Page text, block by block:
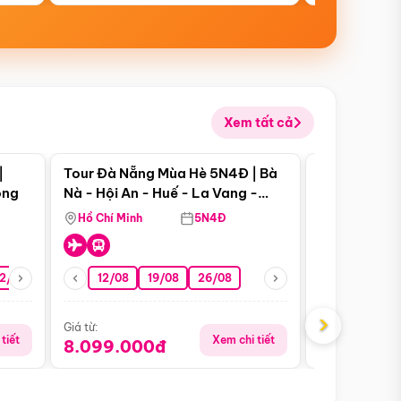
Xem tất cả
08 26/08 05/09 09/09 12/09
tiết
Điểm nổi bật
Tour Đà Nẵng Mùa Hè 5N4Đ | Bà
Nà - Hội An - Huế - La Vang -
Động Thiên Đường
Hồ Chí Minh 5N4Đ
12/08 19/08 26/08
Giá từ:
8.099.000đ Xem chi tiết
Giá từ:
›